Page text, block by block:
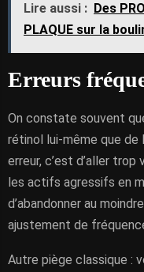
Lire aussi : Des
PLAQUE sur la
Erreurs
On constate souvent
rétinol lui-même que de
erreur, c’est d’aller
les actifs agressifs en
d’abandonner au
ajustement de
Autre piège classique :